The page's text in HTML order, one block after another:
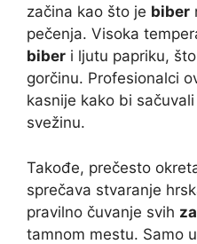
začina kao što je biber
pečenja. Visoka
biber i ljutu papriku,
gorčinu. Profesionalci
kasnije kako bi
svežinu.
Takođe, prečesto
sprečava stvaranje
pravilno čuvanje svih
tamnom mestu. Samo